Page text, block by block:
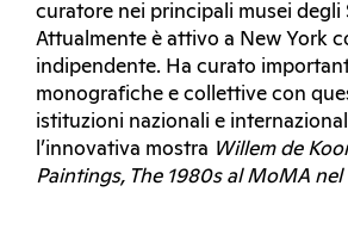
curatore nei principali musei degli
Attualmente è attivo a New York
indipendente. Ha curato
monografiche e collettive con
istituzioni nazionali e
l’innovativa mostra Willem de
Paintings, The 1980s al MoMA nel